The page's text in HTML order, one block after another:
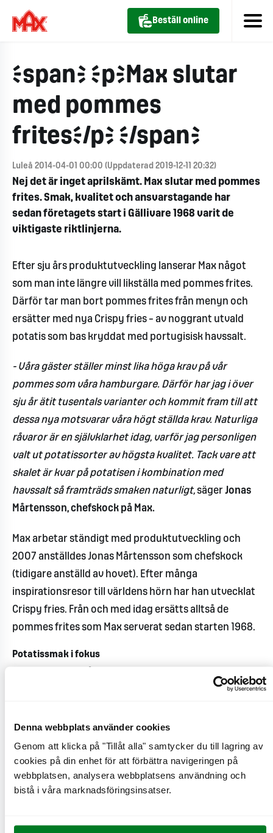
Denna webbplats använder cookies
Genom att klicka på "Tillåt alla" samtycker du till lagring av
cookies på din enhet för att förbättra navigeringen på
webbplatsen, analysera webbplatsens användning och
bistå i våra marknadsföringsinsatser.
Beställ online
<span> <p>Max slutar
med pommes
frites</p> </span>
Luleå 2014-04-01 00:00 (Uppdaterad 2019-12-11 20:32)
Nej det är inget aprilskämt. Max slutar med pommes
frites. Smak, kvalitet och ansvarstagande har
sedan företagets start i Gällivare 1968 varit de
viktigaste riktlinjerna.
Efter sju års produktutveckling lanserar Max något
som man inte längre vill likställa med pommes frites.
Därför tar man bort pommes frites från menyn och
ersätter med nya Crispy fries – av noggrant utvald
potatis som bas kryddat med portugisisk havssalt.
- Våra gäster ställer minst lika höga krav på vår
pommes som våra hamburgare. Därför har jag i över
sju år ätit tusentals varianter och kommit fram till att
dessa nya motsvarar våra högt ställda krav. Naturliga
råvaror är en självklarhet idag, varför jag personligen
valt ut potatissorter av högsta kvalitet. Tack vare att
skalet är kvar på potatisen i kombination med
havssalt så framträds smaken naturligt, säger Jonas
Mårtensson, chefskock på Max.
Max arbetar ständigt med produktutveckling och
2007 anställdes Jonas Mårtensson som chefskock
(tidigare anställd av hovet). Efter många
inspirationsresor till världens hörn har han utvecklat
Crispy fries. Från och med idag ersätts alltså de
pommes frites som Max serverat sedan starten 1968.
Potatissmak i fokus
som skärs till med skalet kvar. Det portugisiska
storleken ger en krispighet som håller länge.
- Det känns fantastiskt att vi äntligen har hittat rätt,
jag har alltid letat efter de perfekta fritesen och nu
kan jag med handen på hjärtat lova att det är världens
råvaror är självklart för våra gäster,sägerRichard